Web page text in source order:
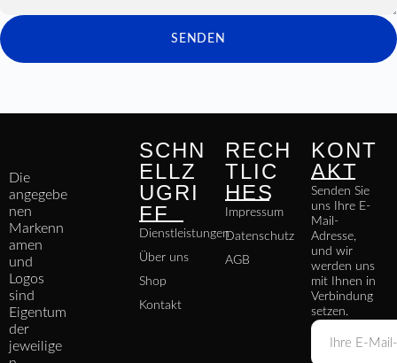
SENDEN
Die
angegebe
nen
Markenn
amen
und
Logos
sind
Eigentum
der
jeweilige
SCHN
ELLZ
UGRI
FF
Dienstleistungen
Über uns
Shop
Kontakt
RECH
TLIC
HES
Impressum
Datenschutz
AGB
KONT
AKT
Senden Sie
uns Ihre E-
Mail-
Adresse,
und wir
werden uns
mit Ihnen in
Verbindung
setzen.